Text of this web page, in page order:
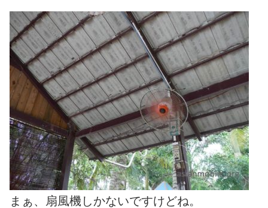
まぁ、扇風機しかないですけどね。